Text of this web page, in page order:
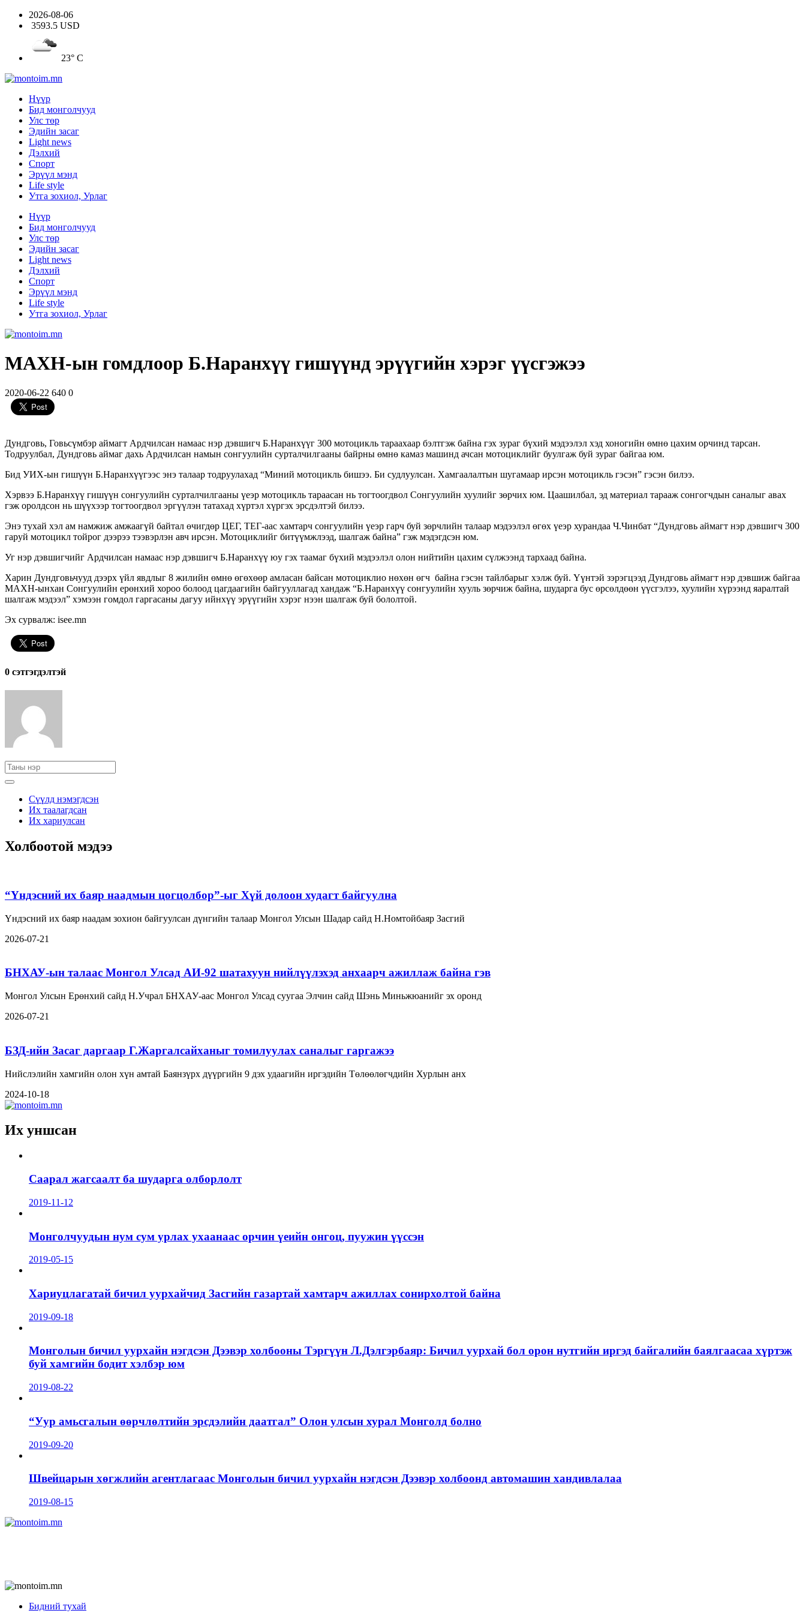
2026-08-06
3593.5 USD
23° C
Нүүр
Бид монголчууд
Улс төр
Эдийн засаг
Light news
Дэлхий
Спорт
Эрүүл мэнд
Life style
Утга зохиол, Урлаг
Нүүр
Бид монголчууд
Улс төр
Эдийн засаг
Light news
Дэлхий
Спорт
Эрүүл мэнд
Life style
Утга зохиол, Урлаг
МАХН-ын гомдлоор Б.Наранхүү гишүүнд эрүүгийн хэрэг үүсгэжээ
2020-06-22 640 0
Дундговь, Говьсүмбэр аймагт Ардчилсан намаас нэр дэвшигч Б.Наранхүүг 300 мотоцикль тараахаар бэлтгэж байна гэх зураг бүхий мэдээлэл хэд хоногийн өмнө цахим орчинд тарсан.
Тодруулбал, Дундговь аймаг дахь Ардчилсан намын сонгуулийн сурталчилгааны байрны өмнө камаз машинд ачсан мотоциклийг буулгаж буй зураг байгаа юм.
Бид УИХ-ын гишүүн Б.Наранхүүгээс энэ талаар тодруулахад “Миний мотоцикль бишээ. Би судлуулсан. Хамгаалалтын шугамаар ирсэн мотоцикль гэсэн” гэсэн билээ.
Хэрвээ Б.Наранхүү гишүүн сонгуулийн сурталчилгааны үеэр мотоцикль тараасан нь тогтоогдвол Сонгуулийн хуулийг зөрчих юм. Цаашилбал, эд материал тарааж сонгогчдын саналыг авах
гэж оролдсон нь шүүхээр тогтоогдвол эргүүлэн татахад хүртэл хүргэх эрсдэлтэй билээ.
Энэ тухай хэл ам намжиж амжаагүй байтал өчигдөр ЦЕГ, ТЕГ-аас хамтарч сонгуулийн үеэр гарч буй зөрчлийн талаар мэдээлэл өгөх үеэр хурандаа Ч.Чинбат “Дундговь аймагт нэр дэвшигч 300
гаруй мотоцикл тойрог дээрээ тээвэрлэн авч ирсэн. Мотоциклийг битүүмжлээд, шалгаж байна” гэж мэдэгдсэн юм.
Уг нэр дэвшигчийг Ардчилсан намаас нэр дэвшигч Б.Наранхүү юу гэх таамаг бүхий мэдээлэл олон нийтийн цахим сүлжээнд тархаад байна.
Харин Дундговьчууд дээрх үйл явдлыг 8 жилийн өмнө өгөхөөр амласан байсан мотоциклио нөхөн өгч байна гэсэн тайлбарыг хэлж буй. Үүнтэй зэрэгцээд Дундговь аймагт нэр дэвшиж байгаа
МАХН-ынхан Сонгуулийн ерөнхий хороо болоод цагдаагийн байгууллагад хандаж “Б.Наранхүү сонгуулийн хууль зөрчиж байна, шударга бус өрсөлдөөн үүсгэлээ, хуулийн хүрээнд яаралтай
шалгаж мэдээл” хэмээн гомдол гаргасаны дагуу ийнхүү эрүүгийн хэрэг нээн шалгаж буй бололтой.
Эх сурвалж: isee.mn
0 cэтгэгдэлтэй
Сүүлд нэмэгдсэн
Их таалагдсан
Их хариулсан
Холбоотой мэдээ
“Үндэсний их баяр наадмын цогцолбор”-ыг Хүй долоон худагт байгуулна
Үндэсний их баяр наадам зохион байгуулсан дүнгийн талаар Монгол Улсын Шадар сайд Н.Номтойбаяр Засгий
2026-07-21
БНХАУ-ын талаас Монгол Улсад АИ-92 шатахуун нийлүүлэхэд анхаарч ажиллаж байна гэв
Монгол Улсын Ерөнхий сайд Н.Учрал БНХАУ-аас Монгол Улсад суугаа Элчин сайд Шэнь Миньжюанийг эх оронд
2026-07-21
БЗД-ийн Засаг даргаар Г.Жаргалсайханыг томилуулах саналыг гаргажээ
Нийслэлийн хамгийн олон хүн амтай Баянзүрх дүүргийн 9 дэх удаагийн иргэдийн Төлөөлөгчдийн Хурлын анх
2024-10-18
Их уншсан
Саарал жагсаалт ба шударга олборлолт
2019-11-12
Монголчуудын нум сум урлах ухаанаас орчин үеийн онгоц, пуужин үүссэн
2019-05-15
Хариуцлагатай бичил уурхайчид Засгийн газартай хамтарч ажиллах сонирхолтой байна
2019-09-18
Монголын бичил уурхайн нэгдсэн Дээвэр холбооны Тэргүүн Л.Дэлгэрбаяр: Бичил уурхай бол орон нутгийн иргэд байгалийн баялгаасаа хүртэж
буй хамгийн бодит хэлбэр юм
2019-08-22
“Уур амьсгалын өөрчлөлтийн эрсдэлийн даатгал” Олон улсын хурал Монголд болно
2019-09-20
Швейцарын хөгжлийн агентлагаас Монголын бичил уурхайн нэгдсэн Дээвэр холбоонд автомашин хандивлалаа
2019-08-15
Бидний тухай